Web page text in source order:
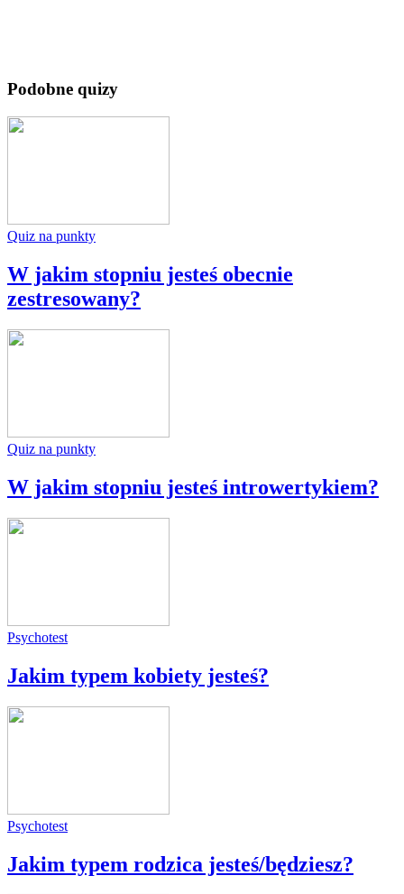
Podobne quizy
Quiz na punkty
W jakim stopniu jesteś obecnie
zestresowany?
Quiz na punkty
W jakim stopniu jesteś introwertykiem?
Psychotest
Jakim typem kobiety jesteś?
Psychotest
Jakim typem rodzica jesteś/będziesz?